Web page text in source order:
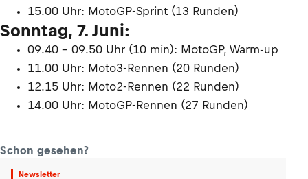
15.00 Uhr: MotoGP-Sprint (13 Runden)
Sonntag, 7. Juni:
09.40 – 09.50 Uhr (10 min): MotoGP, Warm-up
11.00 Uhr: Moto3-Rennen (20 Runden)
12.15 Uhr: Moto2-Rennen (22 Runden)
14.00 Uhr: MotoGP-Rennen (27 Runden)
Schon gesehen?
Newsletter